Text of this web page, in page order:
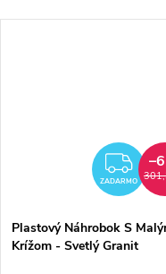
ZADARMO
Plastový Náhrobok S
Krížom - Svetlý Granit